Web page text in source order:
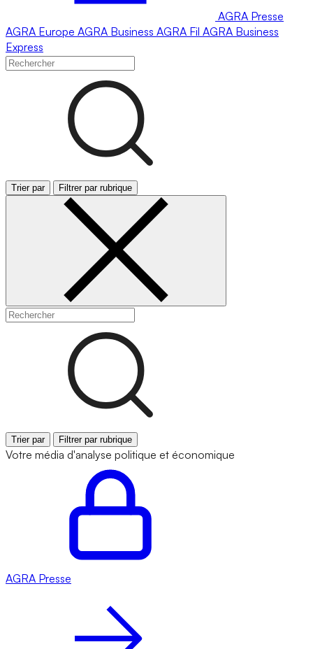
AGRA Presse
AGRA Europe AGRA Business AGRA Fil AGRA Business
Express
Trier par Filtrer par rubrique
Trier par Filtrer par rubrique
Votre média d'analyse politique et économique
AGRA Presse